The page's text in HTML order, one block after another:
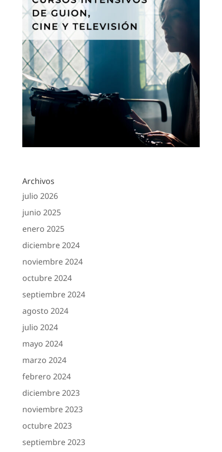
Archivos
julio 2026
junio 2025
enero 2025
diciembre 2024
noviembre 2024
octubre 2024
septiembre 2024
agosto 2024
julio 2024
mayo 2024
marzo 2024
febrero 2024
diciembre 2023
noviembre 2023
octubre 2023
septiembre 2023